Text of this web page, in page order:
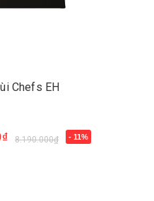
Chefs EH
8.190.000₫ - 11%